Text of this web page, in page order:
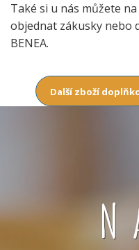
Také si u nás můžete
objednat zákusky nebo
BENEA.
Další zboží